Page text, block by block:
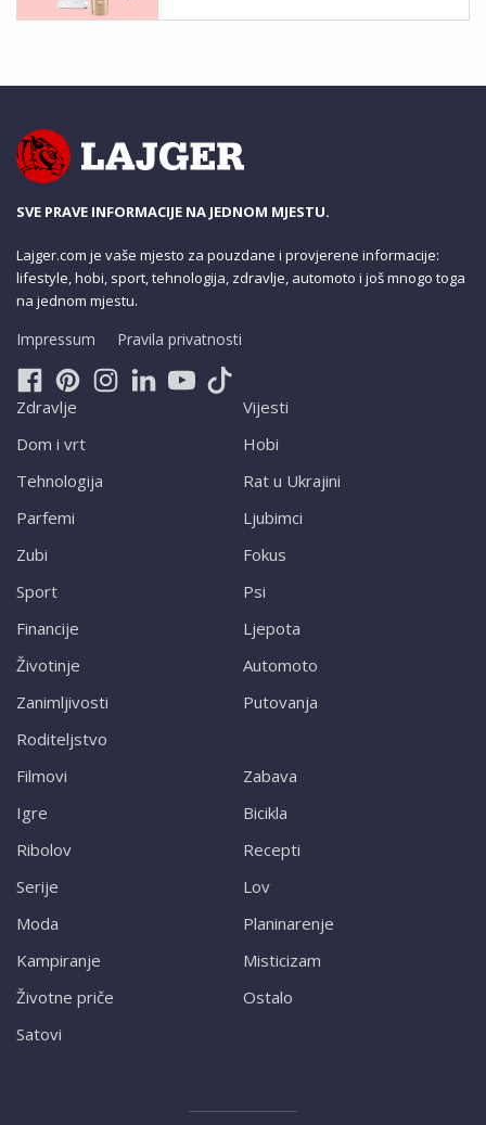
SVE PRAVE INFORMACIJE NA JEDNOM MJESTU.
Lajger.com je vaše mjesto za pouzdane i provjerene informacije:
lifestyle, hobi, sport, tehnologija, zdravlje, automoto i još mnogo toga
na jednom mjestu.
Impressum Pravila privatnosti
Zdravlje
Dom i vrt
Tehnologija
Parfemi
Zubi
Sport
Financije
Životinje
Zanimljivosti
Roditeljstvo
Vijesti
Hobi
Rat u Ukrajini
Ljubimci
Fokus
Psi
Ljepota
Automoto
Putovanja
Filmovi
Igre
Ribolov
Serije
Moda
Kampiranje
Životne priče
Satovi
Zabava
Bicikla
Recepti
Lov
Planinarenje
Misticizam
Ostalo